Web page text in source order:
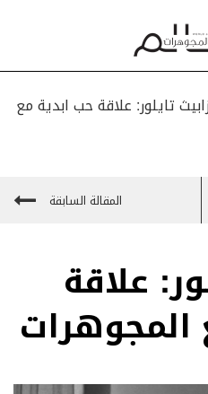
تايلور: علاقة حب ابدية مع
المقالة السابقة
علاقة
المجوهرات